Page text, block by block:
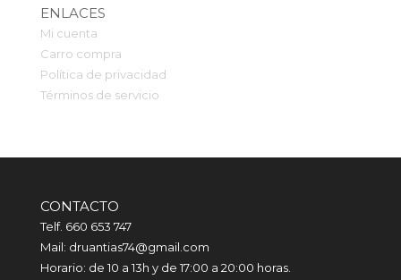
ENLACES
Mi cuenta
Carro compra
Política de privacidad
Términos de servicio
CONTACTO
Telf. 660 653 747
Mail: druantias74@gmail.com
Horario: de 10 a 13h y de 17:00 a 20:00 horas.